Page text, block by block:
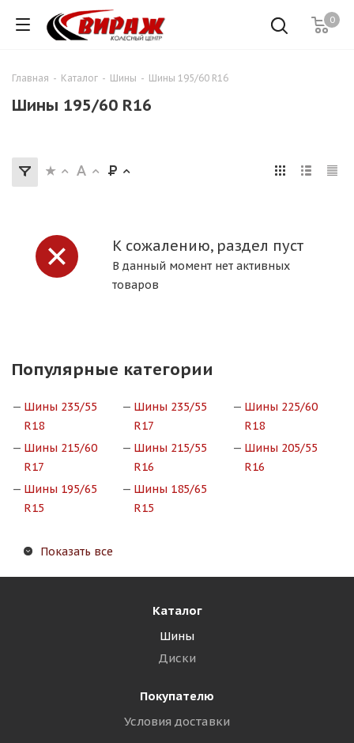
0
Главная - Каталог - Шины - Шины 195/60 R16
Шины 195/60 R16
К сожалению, раздел пуст
В данный момент нет активных
товаров
Популярные категории
Шины 235/55
R18
Шины 235/55
R17
Шины 225/60
R18
Шины 215/60
R17
Шины 215/55
R16
Шины 205/55
R16
Шины 195/65
R15
Шины 185/65
R15
Показать все
Каталог
Шины
Диски
Покупателю
Условия доставки